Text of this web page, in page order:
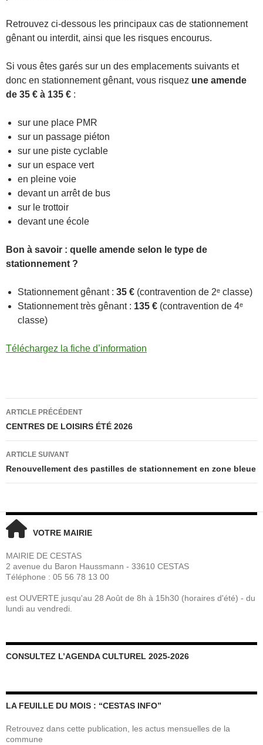
Retrouvez ci-dessous les principaux cas de stationnement
gênant ou interdit, ainsi que les risques encourus.
Si vous êtes garés sur un des emplacements suivants et
donc en stationnement gênant, vous risquez une amende
de 35 € à 135 € :
sur une place PMR
sur un passage piéton
sur une piste cyclable
sur un espace vert
en pleine voie
devant un arrêt de bus
sur le trottoir
devant une école
Bon à savoir : quelle amende selon le type de
stationnement ?
Stationnement gênant : 35 € (contravention de 2ᵉ classe)
Stationnement très gênant : 135 € (contravention de 4ᵉ
classe)
Téléchargez la fiche d’information
Navigation
articles
ARTICLE PRÉCÉDENT
CENTRES DE LOISIRS ÉTÉ 2026
ARTICLE SUIVANT
Renouvellement des pastilles de stationnement en zone bleue
VOTRE MAIRIE
MAIRIE DE CESTAS
2 avenue du Baron Haussmann - 33610 CESTAS
Téléphone : 05 56 78 13 00
est OUVERTE jusqu'au 28 Août de 8h à 15h30 (horaires d'été) - du
lundi au vendredi.
CONSULTEZ L’AGENDA CULTUREL 2025-2026
LA FEUILLE DU MOIS : “CESTAS INFO”
Retrouvez dans cette publication, les actus mensuelles de la
commune